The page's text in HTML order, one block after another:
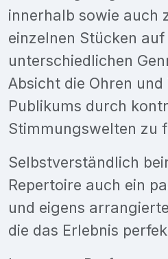
innerhalb sowie auch
einzelnen Stücken
unterschiedlichen
Absicht die Ohren und
Publikums durch
Stimmungswelten zu
Selbstverständlich
Repertoire auch ein
und eigens
die das Erlebnis